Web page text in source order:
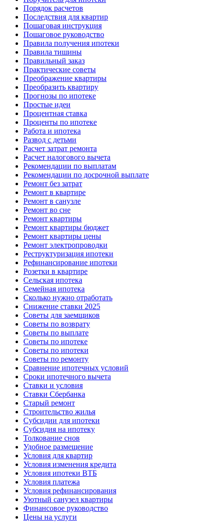
Порядок расчетов
Последствия для квартир
Пошаговая инструкция
Пошаговое руководство
Правила получения ипотеки
Правила тишины
Правильный заказ
Практические советы
Преображение квартиры
Преобразить квартиру
Прогнозы по ипотеке
Простые идеи
Процентная ставка
Проценты по ипотеке
Работа и ипотека
Развод с детьми
Расчет затрат ремонта
Расчет налогового вычета
Рекомендации по выплатам
Рекомендации по досрочной выплате
Ремонт без затрат
Ремонт в квартире
Ремонт в санузле
Ремонт во сне
Ремонт квартиры
Ремонт квартиры бюджет
Ремонт квартиры цены
Ремонт электропроводки
Реструктуризация ипотеки
Рефинансирование ипотеки
Розетки в квартире
Сельская ипотека
Семейная ипотека
Сколько нужно отработать
Снижение ставки 2025
Советы для заемщиков
Советы по возврату
Советы по выплате
Советы по ипотеке
Советы по ипотеки
Советы по ремонту
Сравнение ипотечных условий
Сроки ипотечного вычета
Ставки и условия
Ставки Сбербанка
Старый ремонт
Строительство жилья
Субсидии для ипотеки
Субсидия на ипотеку
Толкование снов
Удобное размещение
Условия для квартир
Условия изменения кредита
Условия ипотеки ВТБ
Условия платежа
Условия рефинансирования
Уютный санузел квартиры
Финансовое руководство
Цены на услуги